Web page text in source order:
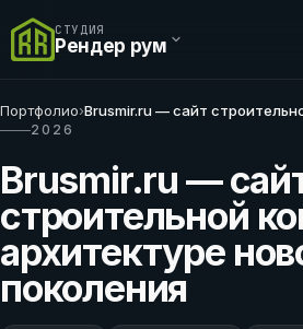
СТУДИЯ
Рендер рум
Портфолио›
2026
Brusmir.ru —
строительной
архитектуре
поколения